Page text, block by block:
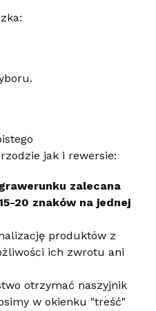
jak i rewersie:
zalecana
20 znaków na jednej
produktów z
ich zwrotu ani
otrzymać naszyjnik
w okienku "treść"